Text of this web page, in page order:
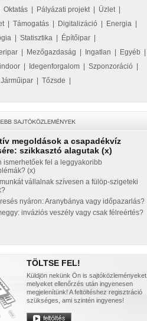
Oktatás Pályázati projekt| Üzlet|
| Támogatás Digitalizáció Energia
Statisztika Építőipar
Mezőgazdaság Ingatlan Egyéb
Idegenforgalom Szponzoráció
Járműipar Tőzsde
megoldások a csapadékvíz
szikkasztó alagutak (x)
ismerhetőek fel a leggyakoribb
(x)
vállalnak szívesen a fülöp-szigeteki
nyáron: Aranybánya vagy időpazarlás?
inváziós veszély vagy csak félreértés?
TÖLTSE FEL!
Küldjön nekünk Ön is sajtóközleményeket,
melyeket ellenőrzés után ingyenesen
megjelenítünk! A feltöltéshez regisztráció
szükséges, ami szintén ingyenes!